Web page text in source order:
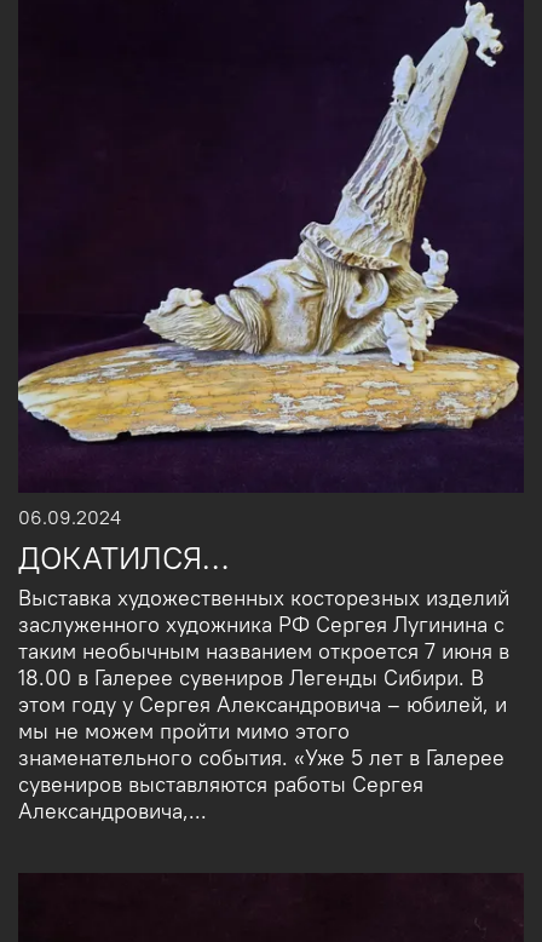
06.09.2024
ДОКАТИЛСЯ…
Выставка художественных косторезных изделий
заслуженного художника РФ Сергея Лугинина с
таким необычным названием откроется 7 июня в
18.00 в Галерее сувениров Легенды Сибири. В
этом году у Сергея Александровича – юбилей, и
мы не можем пройти мимо этого
знаменательного события. «Уже 5 лет в Галерее
сувениров выставляются работы Сергея
Александровича,...